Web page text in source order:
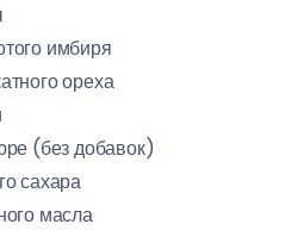
имбиря
ореха
(без добавок)
сахара
масла